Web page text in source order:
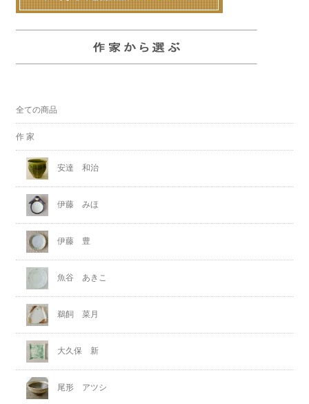
全ての商品
作 家
安達 和治
伊藤 みほ
伊藤 豊
魚谷 あきこ
鵜飼 菜月
大久保 新
尾形 アツシ